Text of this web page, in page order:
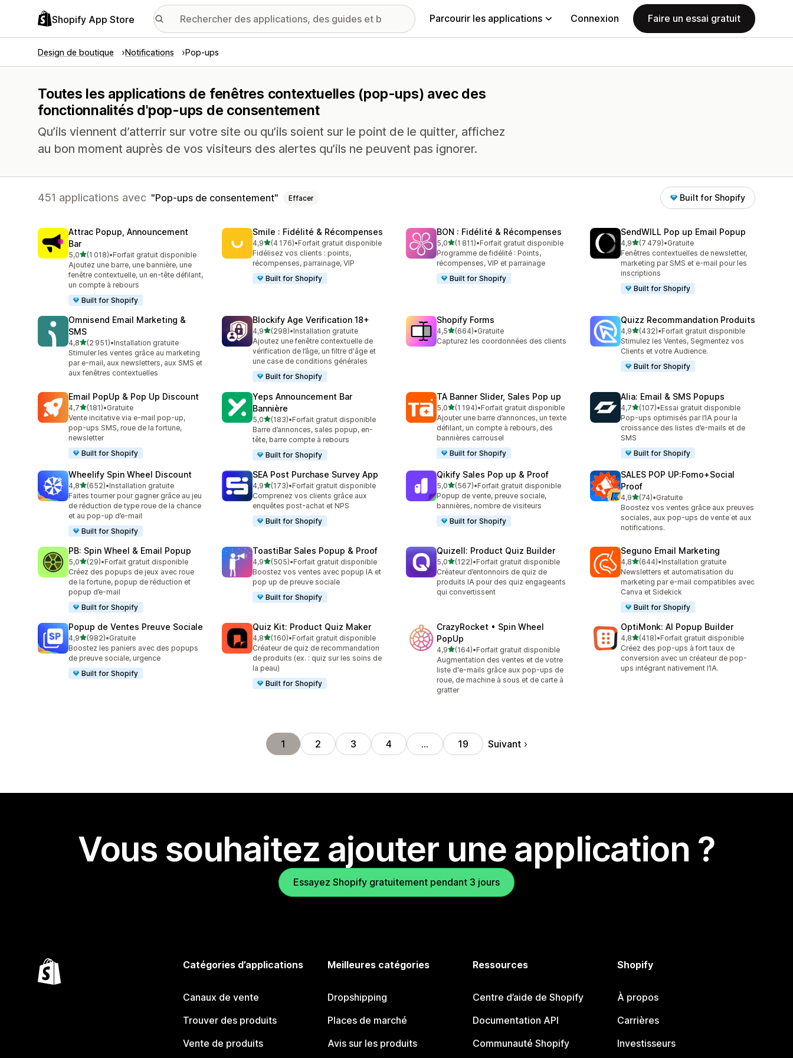
Shopify App Store Parcourir les applications Connexion Faire un essai gratuit
Design de boutique Notifications Pop-ups
Toutes les applications de fenêtres contextuelles (pop-ups) avec des
fonctionnalités d'pop-ups de consentement
Qu’ils viennent d’atterrir sur votre site ou qu’ils soient sur le point de le quitter, affichez
au bon moment auprès de vos visiteurs des alertes qu’ils ne peuvent pas ignorer.
451 applications avec Pop-ups de consentement Effacer Built for Shopify
Attrac Popup, Announcement
Bar
5,0étoile(s) sur 5
(1 018)
1018 avis au total
•Forfait gratuit disponible
Ajoutez une barre, une bannière, une
fenêtre contextuelle, un en-tête défilant,
un compte à rebours
Built for Shopify
Smile : Fidélité & Récompenses
4,9étoile(s) sur 5
(4 176)
4176 avis au total
•Forfait gratuit disponible
Fidélisez vos clients : points,
récompenses, parrainage, VIP
Built for Shopify
BON : Fidélité & Récompenses
5,0étoile(s) sur 5
(1 811)
1811 avis au total
•Forfait gratuit disponible
Programme de fidélité : Points,
récompenses, VIP et parrainage
Built for Shopify
SendWILL Pop up Email Popup
4,9étoile(s) sur 5
(7 479)
7479 avis au total
•Gratuite
Fenêtres contextuelles de newsletter,
marketing par SMS et e-mail pour les
inscriptions
Built for Shopify
Omnisend Email Marketing &
SMS
4,8étoile(s) sur 5
(2 951)
2951 avis au total
•Installation gratuite
Stimuler les ventes grâce au marketing
par e-mail, aux newsletters, aux SMS et
aux fenêtres contextuelles
Blockify Age Verification 18+
4,9étoile(s) sur 5
(298)
298 avis au total
•Installation gratuite
Ajoutez une fenêtre contextuelle de
vérification de l’âge, un filtre d'âge et
une case de conditions générales
Built for Shopify
Shopify Forms
4,5étoile(s) sur 5
(664)
664 avis au total
•Gratuite
Capturez les coordonnées des clients
Quizz Recommandation Produits
4,9étoile(s) sur 5
(432)
432 avis au total
•Forfait gratuit disponible
Stimulez les Ventes, Segmentez vos
Clients et votre Audience.
Built for Shopify
Email PopUp & Pop Up Discount
4,7étoile(s) sur 5
(181)
181 avis au total
•Gratuite
Vente incitative via e-mail pop-up,
pop-ups SMS, roue de la fortune,
newsletter
Built for Shopify
Yeps Announcement Bar
Bannière
5,0étoile(s) sur 5
(183)
183 avis au total
•Forfait gratuit disponible
Barre d’annonces, sales popup, en-
tête, barre compte à rebours
Built for Shopify
TA Banner Slider, Sales Pop up
5,0étoile(s) sur 5
(1 194)
1194 avis au total
•Forfait gratuit disponible
Ajouter une barre d’annonces, un texte
défilant, un compte à rebours, des
bannières carrousel
Built for Shopify
Alia: Email & SMS Popups
4,7étoile(s) sur 5
(107)
107 avis au total
•Essai gratuit disponible
Pop-ups optimisés par l’IA pour la
croissance des listes d’e-mails et de
SMS
Built for Shopify
Wheelify Spin Wheel Discount
4,8étoile(s) sur 5
(652)
652 avis au total
•Installation gratuite
Faites tourner pour gagner grâce au jeu
de réduction de type roue de la chance
et au pop-up d’e-mail
Built for Shopify
SEA Post Purchase Survey App
4,9étoile(s) sur 5
(173)
173 avis au total
•Forfait gratuit disponible
Comprenez vos clients grâce aux
enquêtes post-achat et NPS
Built for Shopify
Qikify Sales Pop up & Proof
5,0étoile(s) sur 5
(567)
567 avis au total
•Forfait gratuit disponible
Popup de vente, preuve sociale,
bannières, nombre de visiteurs
Built for Shopify
SALES POP UP:Fomo+Social
Proof
4,9étoile(s) sur 5
(74)
74 avis au total
•Gratuite
Boostez vos ventes grâce aux preuves
sociales, aux pop-ups de vente et aux
notifications.
PB: Spin Wheel & Email Popup
5,0étoile(s) sur 5
(29)
29 avis au total
•Forfait gratuit disponible
Créez des popups de jeux avec roue
de la fortune, popup de réduction et
popup d’e-mail
Built for Shopify
ToastiBar Sales Popup & Proof
4,9étoile(s) sur 5
(505)
505 avis au total
•Forfait gratuit disponible
Boostez vos ventes avec popup IA et
pop up de preuve sociale
Built for Shopify
Quizell: Product Quiz Builder
5,0étoile(s) sur 5
(122)
122 avis au total
•Forfait gratuit disponible
Créateur d’entonnoirs de quiz de
produits IA pour des quiz engageants
qui convertissent
Seguno Email Marketing
4,8étoile(s) sur 5
(644)
644 avis au total
•Installation gratuite
Newsletters et automatisation du
marketing par e-mail compatibles avec
Canva et Sidekick
Built for Shopify
Popup de Ventes Preuve Sociale
4,9étoile(s) sur 5
(982)
982 avis au total
•Gratuite
Boostez les paniers avec des popups
de preuve sociale, urgence
Built for Shopify
Quiz Kit: Product Quiz Maker
4,8étoile(s) sur 5
(160)
160 avis au total
•Forfait gratuit disponible
Créateur de quiz de recommandation
de produits (ex. : quiz sur les soins de
la peau)
Built for Shopify
CrazyRocket • Spin Wheel
PopUp
4,9étoile(s) sur 5
(164)
164 avis au total
•Forfait gratuit disponible
Augmentation des ventes et de votre
liste d'e-mails grâce aux pop-ups de
roue, de machine à sous et de carte à
gratter
OptiMonk: AI Popup Builder
4,8étoile(s) sur 5
(418)
418 avis au total
•Forfait gratuit disponible
Créez des pop-ups à fort taux de
conversion avec un créateur de pop-
ups intégrant nativement l’IA.
1 2 3 4 … 19 Suivant
Vous souhaitez ajouter une application ?
Essayez Shopify gratuitement pendant 3 jours
Catégories d’applications
Canaux de vente
Trouver des produits
Vente de produits
Meilleures catégories
Dropshipping
Places de marché
Avis sur les produits
Ressources
Centre d’aide de Shopify
Documentation API
Communauté Shopify
Shopify
À propos
Carrières
Investisseurs